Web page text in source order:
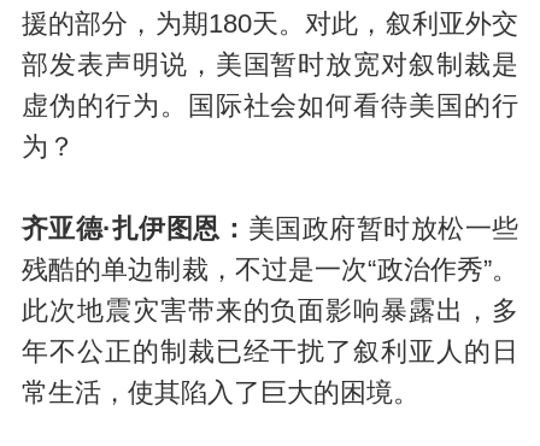
援的部分，为期180天。对此，叙利亚外交
部发表声明说，美国暂时放宽对叙制裁是
虚伪的行为。国际社会如何看待美国的行
为？
齐亚德·扎伊图恩： 美国政府暂时放松一些
残酷的单边制裁，不过是一次“政治作秀”。
此次地震灾害带来的负面影响暴露出，多
年不公正的制裁已经干扰了叙利亚人的日
常生活，使其陷入了巨大的困境。